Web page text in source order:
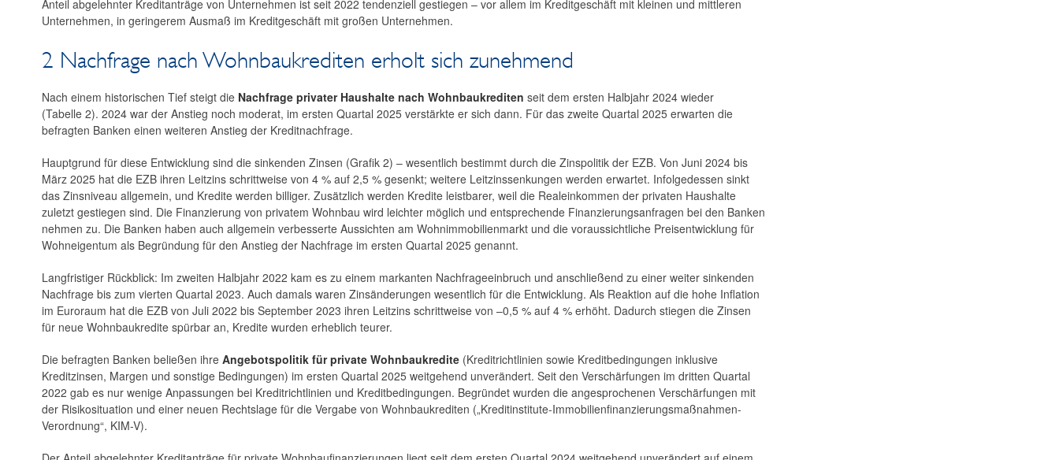
Anteil abgelehnter Kreditanträge von Unternehmen ist seit 2022 tendenziell gestiegen – vor allem im Kreditgeschäft mit kleinen und mittleren
Unternehmen, in geringerem Ausmaß im Kreditgeschäft mit großen Unternehmen.
2 Nachfrage nach Wohnbaukrediten erholt sich zunehmend
Nach einem historischen Tief steigt die Nachfrage privater Haushalte nach Wohnbaukrediten seit dem ersten Halbjahr 2024 wieder
(Tabelle 2). 2024 war der Anstieg noch moderat, im ersten Quartal 2025 verstärkte er sich dann. Für das zweite Quartal 2025 erwarten die
befragten Banken einen weiteren Anstieg der Kreditnachfrage.
Hauptgrund für diese Entwicklung sind die sinkenden Zinsen (Grafik 2) – wesentlich bestimmt durch die Zinspolitik der EZB. Von Juni 2024 bis
März 2025 hat die EZB ihren Leitzins schrittweise von 4 % auf 2,5 % gesenkt; weitere Leitzinssenkungen werden erwartet. Infolgedessen sinkt
das Zinsniveau allgemein, und Kredite werden billiger. Zusätzlich werden Kredite leistbarer, weil die Realeinkommen der privaten Haushalte
zuletzt gestiegen sind. Die Finanzierung von privatem Wohnbau wird leichter möglich und entsprechende Finanzierungsanfragen bei den Banken
nehmen zu. Die Banken haben auch allgemein verbesserte Aussichten am Wohnimmobilienmarkt und die voraussichtliche Preisentwicklung für
Wohneigentum als Begründung für den Anstieg der Nachfrage im ersten Quartal 2025 genannt.
Langfristiger Rückblick: Im zweiten Halbjahr 2022 kam es zu einem markanten Nachfrageeinbruch und anschließend zu einer weiter sinkenden
Nachfrage bis zum vierten Quartal 2023. Auch damals waren Zinsänderungen wesentlich für die Entwicklung. Als Reaktion auf die hohe Inflation
im Euroraum hat die EZB von Juli 2022 bis September 2023 ihren Leitzins schrittweise von –0,5 % auf 4 % erhöht. Dadurch stiegen die Zinsen
für neue Wohnbaukredite spürbar an, Kredite wurden erheblich teurer.
Die befragten Banken beließen ihre Angebotspolitik für private Wohnbaukredite (Kreditrichtlinien sowie Kreditbedingungen inklusive
Kreditzinsen, Margen und sonstige Bedingungen) im ersten Quartal 2025 weitgehend unverändert. Seit den Verschärfungen im dritten Quartal
2022 gab es nur wenige Anpassungen bei Kreditrichtlinien und Kreditbedingungen. Begründet wurden die angesprochenen Verschärfungen mit
der Risikosituation und einer neuen Rechtslage für die Vergabe von Wohnbaukrediten („Kreditinstitute-Immobilienfinanzierungsmaßnahmen-
Verordnung“, KIM-V).